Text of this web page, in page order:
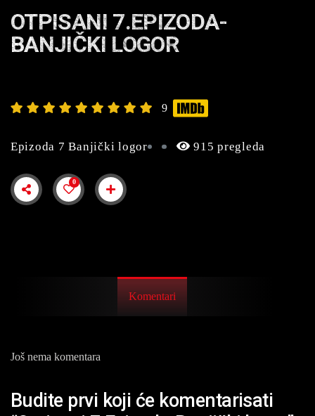
OTPISANI 7.EPIZODA-
BANJIČKI LOGOR
9
Epizoda 7 Banjički logor 915 pregleda
0
Komentari
Još nema komentara
Budite prvi koji će komentarisati